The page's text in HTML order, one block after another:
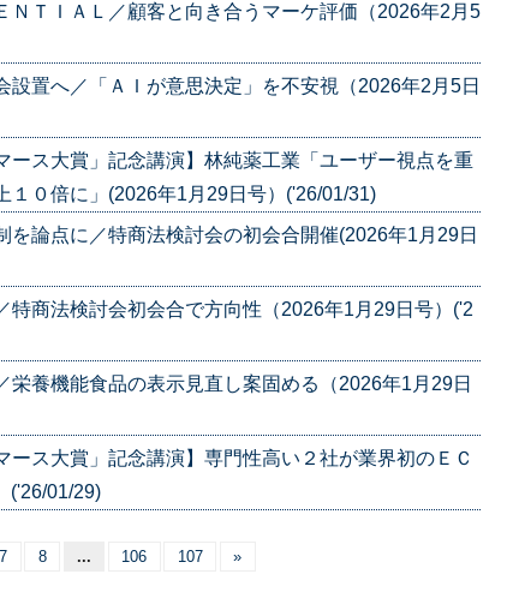
ＮＴＩＡＬ／顧客と向き合うマーケ評価（2026年2月5
設置へ／「ＡＩが意思決定」を不安視（2026年2月5日
ース大賞」記念講演】林純薬工業「ユーザー視点を重
１０倍に」(2026年1月29日号）('26/01/31)
を論点に／特商法検討会の初会合開催(2026年1月29日
特商法検討会初会合で方向性（2026年1月29日号）('2
栄養機能食品の表示見直し案固める（2026年1月29日
ース大賞」記念講演】専門性高い２社が業界初のＥＣ
('26/01/29)
7 8 ... 106 107 »